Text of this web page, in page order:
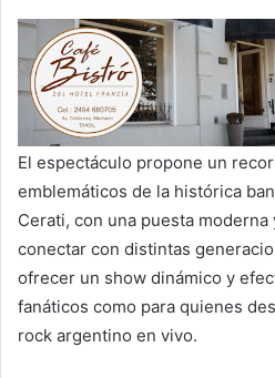
El espectáculo propone un
emblemáticos de la histórica
Cerati, con una puesta
conectar con distintas
ofrecer un show dinámico y
fanáticos como para quienes
rock argentino en vivo.